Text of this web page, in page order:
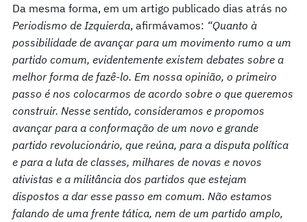
Da mesma forma, em um artigo publicado dias atrás no
Periodismo de Izquierda, afirmávamos: “Quanto à
possibilidade de avançar para um movimento rumo a um
partido comum, evidentemente existem debates sobre a
melhor forma de fazê-lo. Em nossa opinião, o primeiro
passo é nos colocarmos de acordo sobre o que queremos
construir. Nesse sentido, consideramos e propomos
avançar para a conformação de um novo e grande
partido revolucionário, que reúna, para a disputa política
e para a luta de classes, milhares de novas e novos
ativistas e a militância dos partidos que estejam
dispostos a dar esse passo em comum. Não estamos
falando de uma frente tática, nem de um partido amplo,